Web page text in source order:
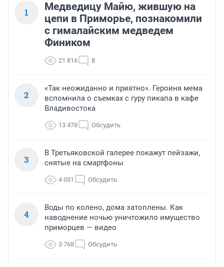
1
Медведицу Майю, жившую на
цепи в Приморье, познакомили
с гималайским медведем
Фиником
21 816 8
2
«Так неожиданно и приятно». Героиня мема
вспомнила о съемках с гуру пикапа в кафе
Владивостока
13 478 Обсудить
3
В Третьяковской галерее покажут пейзажи,
снятые на смартфоны
4 051 Обсудить
4
Воды по колено, дома затоплены. Как
наводнение ночью уничтожило имущество
приморцев — видео
3 768 Обсудить